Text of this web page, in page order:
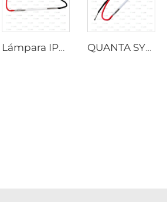
Lámpara IPL P2021-7×65×130 mm QUANTA SYSTEM